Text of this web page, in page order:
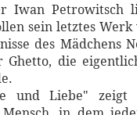
Iwan Petrowitsch
sein letztes
des Mädchens
Ghetto, die
und Liebe" zeigt